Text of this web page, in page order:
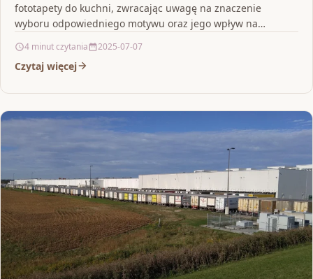
fototapety do kuchni, zwracając uwagę na znaczenie
wyboru odpowiedniego motywu oraz jego wpływ na
4 minut czytania 2025-07-07
Czytaj więcej